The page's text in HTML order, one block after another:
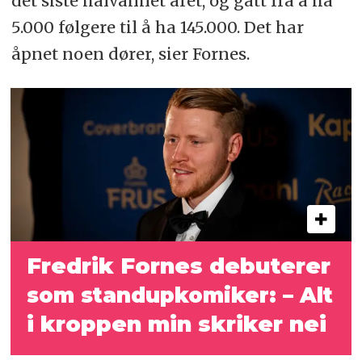
5.000 følgere til å ha 145.000. Det har
åpnet noen dører, sier Fornes.
Fredrik Fornes debuterer
som standupkomiker:– Alt
i kroppen min skriker nei